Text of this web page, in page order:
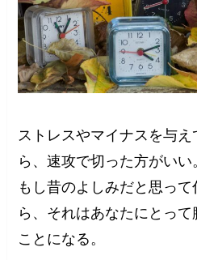
ストレスやマイナスを与
ら、速攻で切った方がいい
もし昔のよしみだと思っ
ら、それはあなたにとっ
ことになる。